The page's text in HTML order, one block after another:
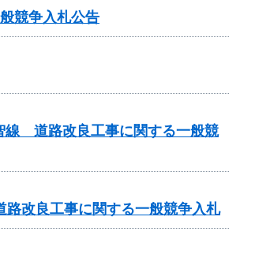
競争入札公告
線 道路改良工事に関する一般競
改良工事に関する一般競争入札